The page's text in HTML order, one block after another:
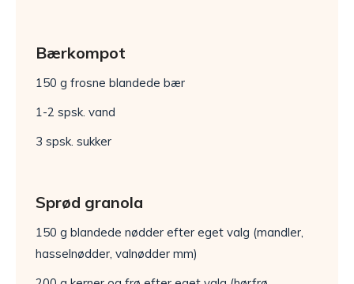
Bærkompot
150 g frosne blandede bær
1-2 spsk. vand
3 spsk. sukker
Sprød granola
150 g blandede nødder efter eget valg (mandler,
hasselnødder, valnødder mm)